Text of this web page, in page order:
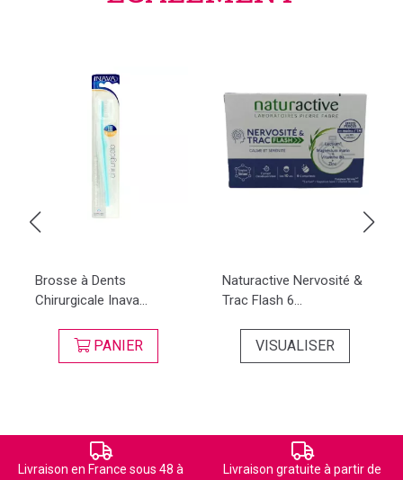
Brosse à Dents
Chirurgicale Inava...
PANIER
Naturactive Nervosité &
Trac Flash 6...
VISUALISER
Livraison en France sous 48 à
Livraison gratuite à partir de